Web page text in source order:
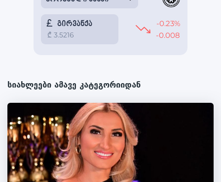
სიახლეები ამავე კატეგორიიდან